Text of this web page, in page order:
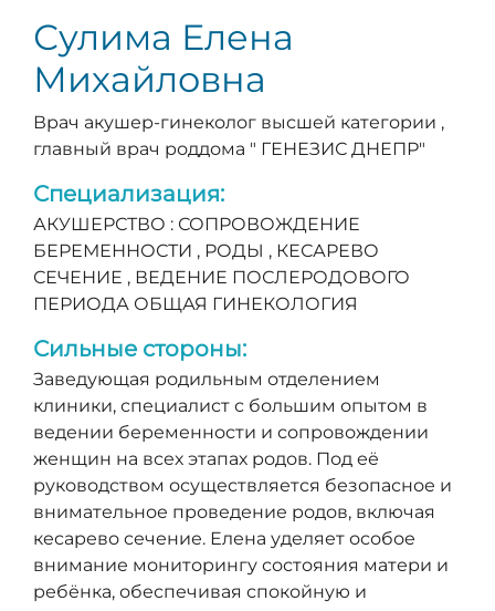
Сулима Елена
Михайловна
Врач акушер-гинеколог высшей категории ,
главный врач роддома " ГЕНЕЗИС ДНЕПР"
Специализация:
АКУШЕРСТВО : СОПРОВОЖДЕНИЕ
БЕРЕМЕННОСТИ , РОДЫ , КЕСАРЕВО
СЕЧЕНИЕ , ВЕДЕНИЕ ПОСЛЕРОДОВОГО
ПЕРИОДА ОБЩАЯ ГИНЕКОЛОГИЯ
Сильные стороны:
Заведующая родильным отделением
клиники, специалист с большим опытом в
ведении беременности и сопровождении
женщин на всех этапах родов. Под её
руководством осуществляется безопасное и
внимательное проведение родов, включая
кесарево сечение. Елена уделяет особое
внимание мониторингу состояния матери и
ребёнка, обеспечивая спокойную и